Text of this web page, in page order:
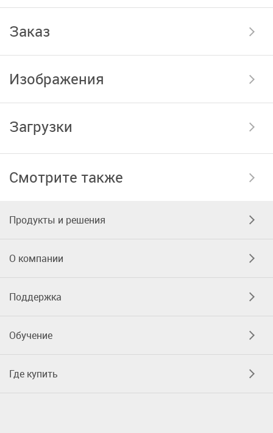
Заказ
Изображения
Загрузки
Смотрите также
Продукты и решения
О компании
Поддержка
Обучение
Где купить